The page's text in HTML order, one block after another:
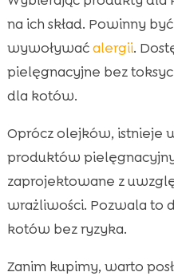
na ich skład. Powinny
wywoływaćalergii.
pielęgnacyjne bez
dla kotów.
Oprócz olejków, istnieje
produktów
zaprojektowane z
wrażliwości. Pozwala to
kotów bez ryzyka.
Zanim kupimy, warto